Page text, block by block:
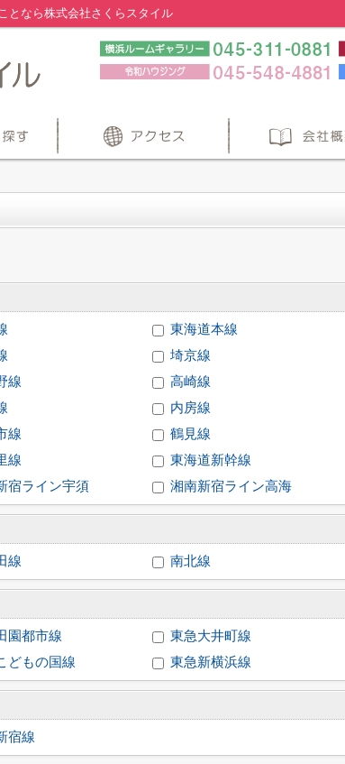
となら株式会社さくらスタイル
東海道本線
埼京線
線 高崎線
内房線
線 鶴見線
線 東海道新幹線
宿ライン宇須 湘南新宿ライン高海
線 南北線
園都市線 東急大井町線
どもの国線 東急新横浜線
宿線